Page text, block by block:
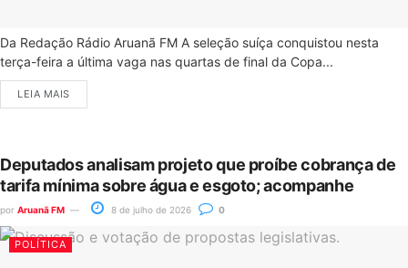
Da Redação Rádio Aruanã FM A seleção suíça conquistou nesta
terça-feira a última vaga nas quartas de final da Copa...
LEIA MAIS
Deputados analisam projeto que proíbe cobrança de
tarifa mínima sobre água e esgoto; acompanhe
por Aruanã FM 8 de julho de 2026 0
POLÍTICA